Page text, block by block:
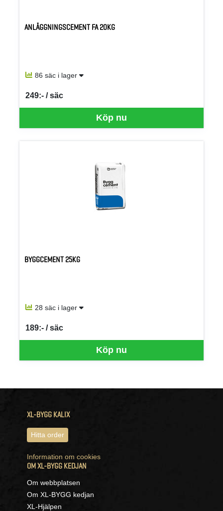
ANLÄGGNINGSCEMENT FA 20KG
86 säc i lager
Köp nu
249:- / säc
SEK per SÄC
BYGGCEMENT 25KG
28 säc i lager
Köp nu
189:- / säc
SEK per SÄC
XL-BYGG KALIX
Hitta order
Information om cookies
OM XL-BYGG KEDJAN
Om webbplatsen
Om XL-BYGG kedjan
XL-Hjälpen